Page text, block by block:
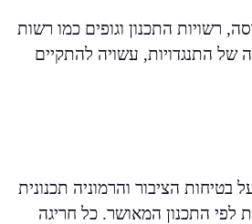
רשויות התכנון וגופים כמו רשות
התנגדויות, עשויה להתקיים
הציבור והרמוניה תכנונית
לפי התכנון המאושר. כל חריגה